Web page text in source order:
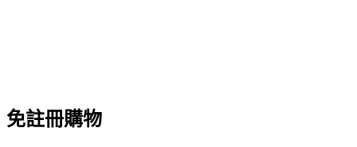
免註冊購物